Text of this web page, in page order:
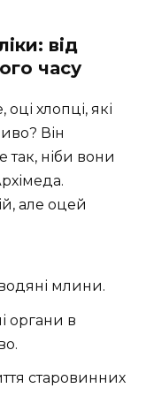
від
часу
хлопці, які
Він
так, ніби вони
але оцей
млини.
органи в
старовинних